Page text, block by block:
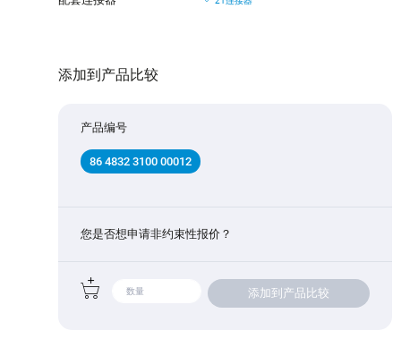
添加到产品比较
产品编号
86 4832 3100 00012
您是否想申请非约束性报价？
添加到产品比较